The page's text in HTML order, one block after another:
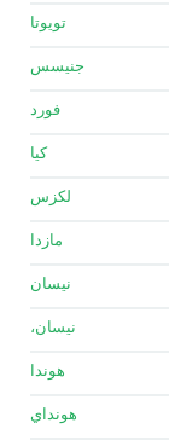
تويوتا
جنيسس
فورد
كيا
لكزس
مازدا
نيسان
نيسان،
هوندا
هونداي